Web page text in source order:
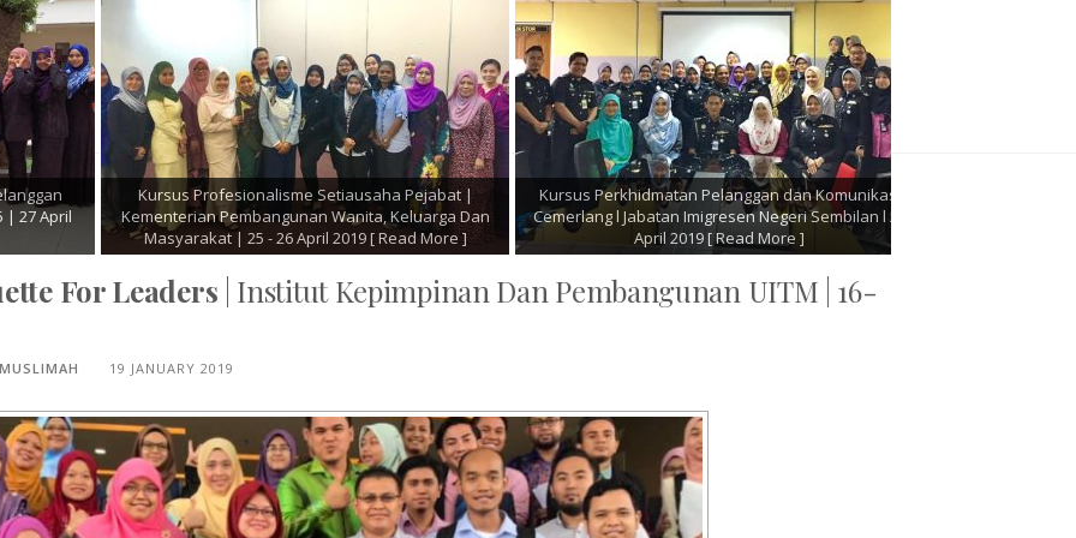
Pelanggan dan Komunikasi
Negeri Sembilan l 24
Kursus Pegawai Perhubungan Awam | Jabatan
Keselamatan Dan Kesihatan Pekerjaan Malaysia |
16 -19 April 2019[ Read More ]
Kursus Pengurusan Acara Rasmi Dan Program
Sosial | Institut Latihan Dewan Bandaraya Kuala
Lumpur (IDB) | 16 - 17 April 2019
For Leaders | Institut Kepimpinan Dan Pembangunan UITM | 16-
19 JANUARY 2019